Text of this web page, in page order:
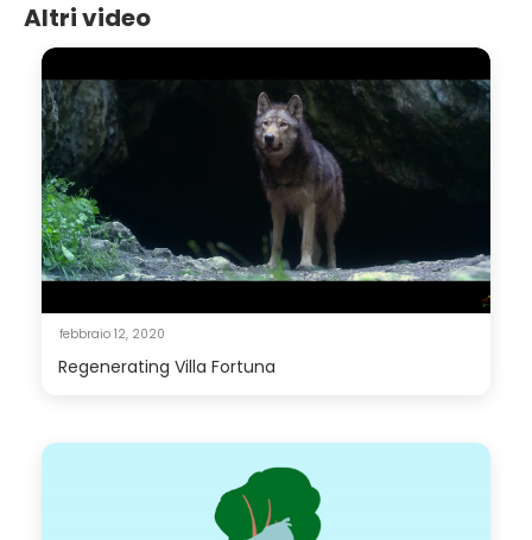
Altri video
febbraio 12, 2020
Regenerating Villa Fortuna